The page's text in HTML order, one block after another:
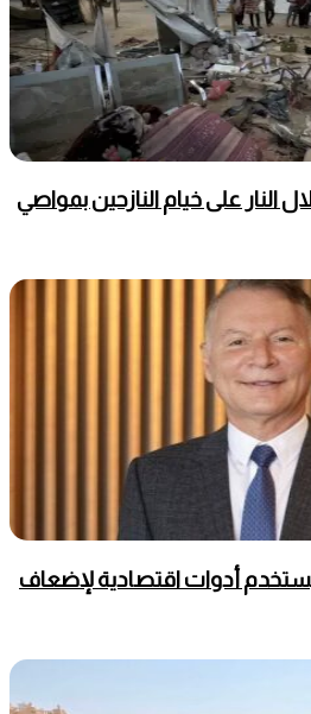
النار على خيام النازحين بمواصي
أدوات اقتصادية لإضعاف